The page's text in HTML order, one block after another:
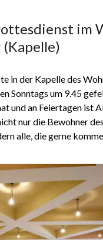
im
in der Kapelle des
Sonntags um 9.45
und an Feiertagen ist
nur die Bewohner
alle, die gerne